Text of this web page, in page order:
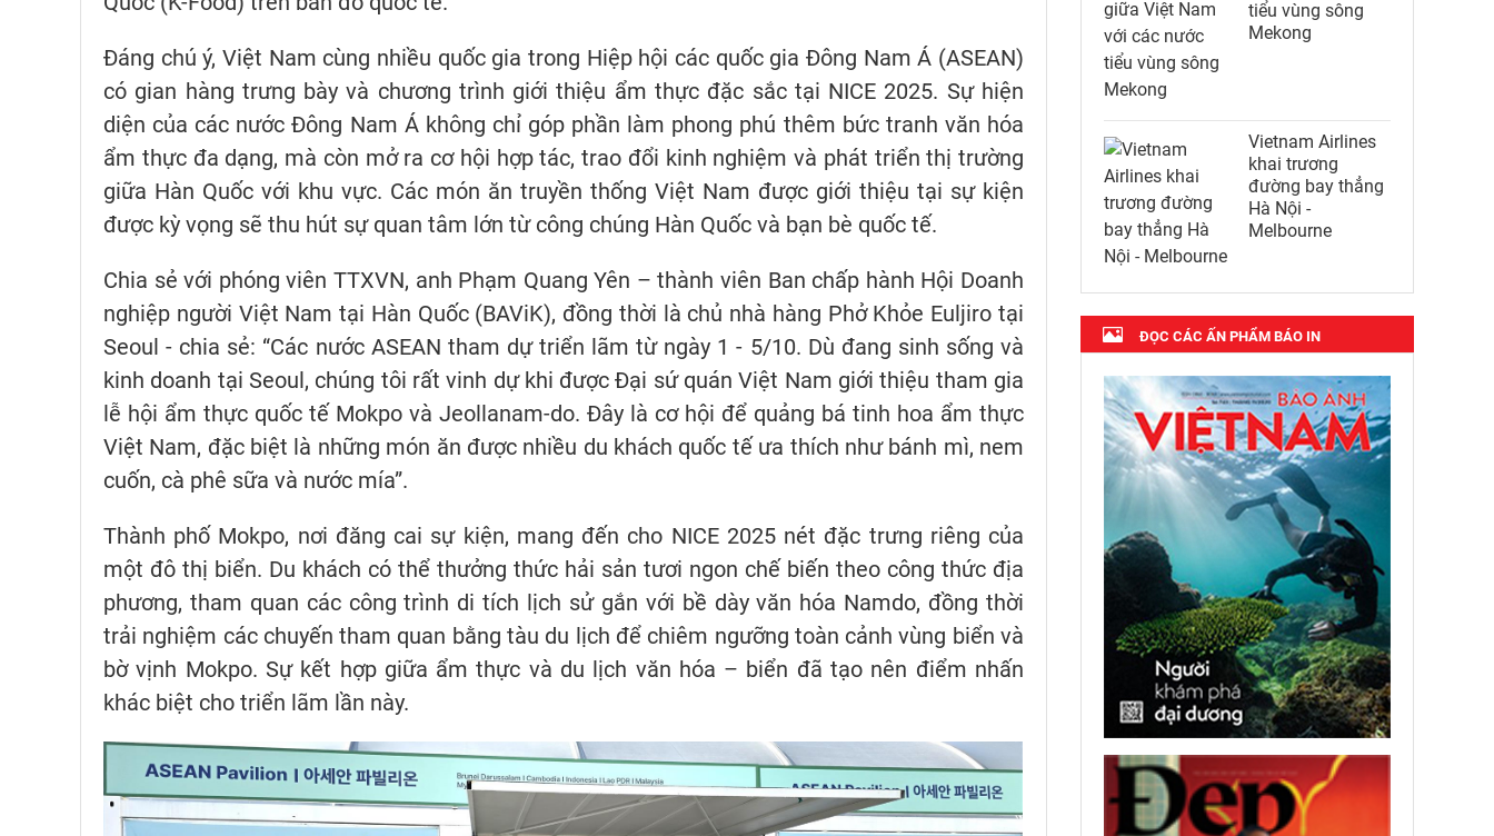
Đáng chú ý, Việt Nam cùng nhiều quốc gia trong Hiệp hội các quốc gia Đông Nam Á (ASEAN)
có gian hàng trưng bày và chương trình giới thiệu ẩm thực đặc sắc tại NICE 2025. Sự hiện
diện của các nước Đông Nam Á không chỉ góp phần làm phong phú thêm bức tranh văn hóa
ẩm thực đa dạng, mà còn mở ra cơ hội hợp tác, trao đổi kinh nghiệm và phát triển thị trường
giữa Hàn Quốc với khu vực. Các món ăn truyền thống Việt Nam được giới thiệu tại sự kiện
được kỳ vọng sẽ thu hút sự quan tâm lớn từ công chúng Hàn Quốc và bạn bè quốc tế.
Chia sẻ với phóng viên TTXVN, anh Phạm Quang Yên – thành viên Ban chấp hành Hội Doanh
nghiệp người Việt Nam tại Hàn Quốc (BAViK), đồng thời là chủ nhà hàng Phở Khỏe Euljiro tại
Seoul - chia sẻ: “Các nước ASEAN tham dự triển lãm từ ngày 1 - 5/10. Dù đang sinh sống và
kinh doanh tại Seoul, chúng tôi rất vinh dự khi được Đại sứ quán Việt Nam giới thiệu tham gia
lễ hội ẩm thực quốc tế Mokpo và Jeollanam-do. Đây là cơ hội để quảng bá tinh hoa ẩm thực
Việt Nam, đặc biệt là những món ăn được nhiều du khách quốc tế ưa thích như bánh mì, nem
cuốn, cà phê sữa và nước mía”.
Thành phố Mokpo, nơi đăng cai sự kiện, mang đến cho NICE 2025 nét đặc trưng riêng của
một đô thị biển. Du khách có thể thưởng thức hải sản tươi ngon chế biến theo công thức địa
phương, tham quan các công trình di tích lịch sử gắn với bề dày văn hóa Namdo, đồng thời
trải nghiệm các chuyến tham quan bằng tàu du lịch để chiêm ngưỡng toàn cảnh vùng biển và
bờ vịnh Mokpo. Sự kết hợp giữa ẩm thực và du lịch văn hóa – biển đã tạo nên điểm nhấn
khác biệt cho triển lãm lần này.
tiểu vùng sông
Mekong
Vietnam Airlines
khai trương
đường bay thẳng
Hà Nội -
Melbourne
ĐỌC CÁC ẤN PHẨM BÁO IN